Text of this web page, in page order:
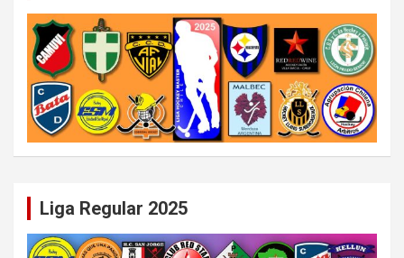
Liga Regular 2025